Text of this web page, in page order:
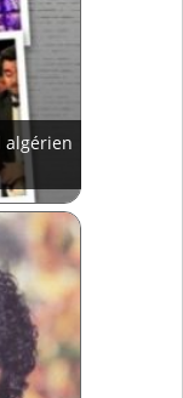
algérien